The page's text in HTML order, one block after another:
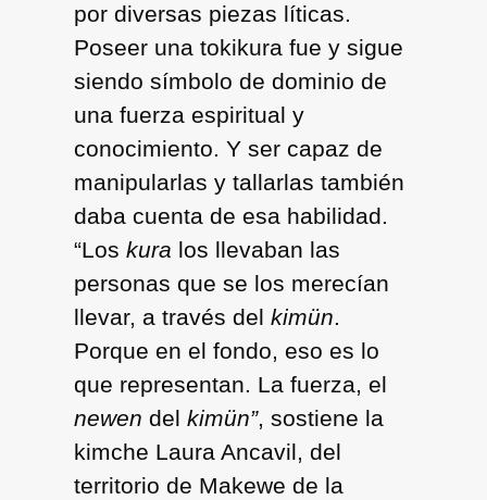
por diversas piezas líticas.
Poseer una tokikura fue y sigue
siendo símbolo de dominio de
una fuerza espiritual y
conocimiento. Y ser capaz de
manipularlas y tallarlas también
daba cuenta de esa habilidad.
“Los kura los llevaban las
personas que se los merecían
llevar, a través del kimün.
Porque en el fondo, eso es lo
que representan. La fuerza, el
newen del kimün”, sostiene la
kimche Laura Ancavil, del
territorio de Makewe de la